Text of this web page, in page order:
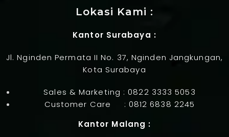
Lokasi Kami :
Kantor Surabaya :
Jl. Nginden Permata II No. 37, Nginden Jangkungan,
Kota Surabaya
Sales & Marketing :0822 3333 5053
Customer Care : 0812 6838 2245
Kantor Malang :